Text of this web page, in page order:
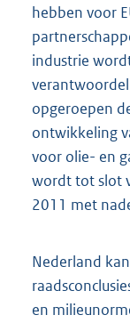
hebben voor
industrie
opgeroepen
ontwikkeling
voor olie- en
wordt tot slot
2011 met
Nederland
en